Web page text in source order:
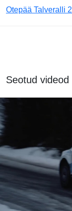
Otepää Talveralli
Seotud videod